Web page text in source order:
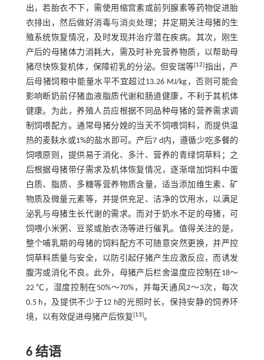
出，若胎衣不下，需使用缩宫素或前列腺素等药物促进胎
衣排出，然后做好消毒与消炎处理；并定期关注母猪的生
殖系统恢复情况，及时发现并治疗潜在疾病。其次，刚生
产后的母猪体力消耗大，需及时补充营养物质，以帮助母
猪尽快恢复机体，保障初乳的分泌。但安瑞等[12]指出，产
后母猪饲粮中能量水平不宜超过13.26 MJ/kg，否则可能会
影响断奶前仔猪血液脂质代谢和肠道健康，不利于其机体
健康。为此，养殖人员应根据不同品种母猪的营养需求调
制饲喂配方。通常母猪分娩的当天不饲喂饲料，而提供温
热的麦麸水或1%的盐水即可。产后7 d内，遵循少吃多餐的
饲喂原则，提供易于消化、多汁、营养的青绿饲草料；之
后根据母猪带仔需求及机体恢复情况，逐渐增加饲料中蛋
白质、脂质、多糖等营养物质含量，适当添加维生素、矿
物质及微量元素等，并提供充足、洁净的饮用水，以满足
泌乳与母猪生长代谢的需求。而对于奶水不足的母猪，可
饲喂小米粥、豆浆或胎衣汤等进行催乳。值得关注的是，
整个哺乳期的母猪的饲料配方不可随意突然更换，并严控
饲草料质量与安全，以防引起仔猪产生应激反应，而诱发
腹泻或消化不良。此外，母猪产后栏舍温度应控制在18～
22 ℃，湿度控制在50%～70%，并每天通风2～3次，每次
0.5 h，及提供不少于12 h的光照时长，保持安静的饲养环
境，以有效促进母猪产后恢复 [13]。
6 结语